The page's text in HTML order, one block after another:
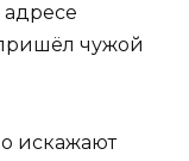
чужой
искажают